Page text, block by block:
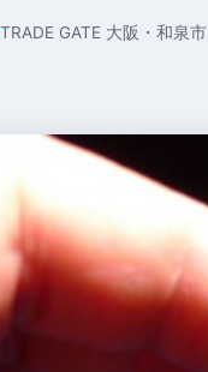
TRADE GATE 大阪・和泉市